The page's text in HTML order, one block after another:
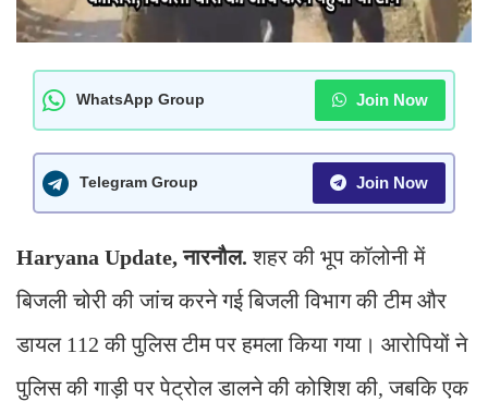
WhatsApp Group Join Now
Telegram Group Join Now
Haryana Update, नारनौल. शहर की भूप कॉलोनी में
बिजली चोरी की जांच करने गई बिजली विभाग की टीम और
डायल 112 की पुलिस टीम पर हमला किया गया। आरोपियों ने
पुलिस की गाड़ी पर पेट्रोल डालने की कोशिश की, जबकि एक